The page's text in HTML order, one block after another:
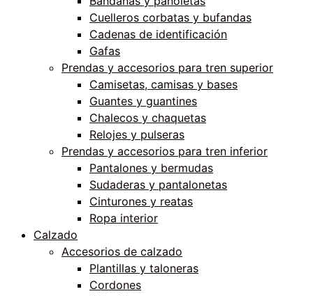
Cuelleros corbatas y bufandas
Cadenas de identificación
Gafas
Prendas y accesorios para tren superior
Camisetas, camisas y bases
Guantes y guantines
Chalecos y chaquetas
Relojes y pulseras
Prendas y accesorios para tren inferior
Pantalones y bermudas
Sudaderas y pantalonetas
Cinturones y reatas
Ropa interior
Calzado
Accesorios de calzado
Plantillas y taloneras
Cordones